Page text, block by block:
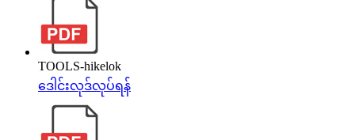
TOOLS-hikelok
ဒေါင်းလုဒ်လုပ်ရန်